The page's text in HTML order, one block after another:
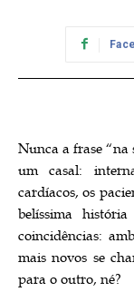
Nunca a frase “na
um casal:
cardíacos, os
belíssima
coincidências:
mais novos se
para o outro, né?